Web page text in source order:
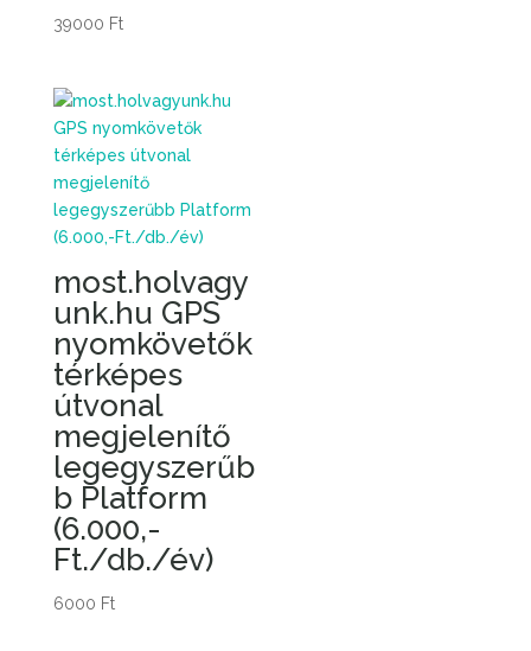
39000 Ft
most.holvagy
unk.hu GPS
nyomkövetők
térképes
útvonal
megjelenítő
legegyszerűb
b Platform
(6.000,-
Ft./db./év)
6000 Ft